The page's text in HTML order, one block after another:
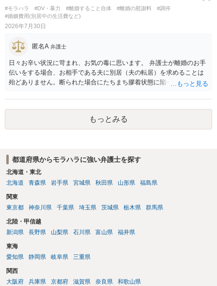
#モラハラ #DV・暴力 #離婚すること自体 #離婚の慰謝料
#調停
#婚姻費用(別居中の生活費など)
2026年7月30日
匿名A 弁護士
日々お辛い状況に苛まれ、お気の毒に思います。 弁護士が離婚のお手
伝いをする場合、お相手である夫に別居（夫の転居）を求めることは
殆どありません。断られた場合にたちまち膠着状態に陥ってしまうの
高いためです。 実務的には、ご相談者さまが転居する形で離婚協議等
を進める選択を採らざるを得ないことが圧倒的多数です。
もっとみる
都道府県からモラハラに強い弁護士を探す
北海道・東北
北海道
青森県 岩手県 宮城県 秋田県 山形県 福島県
関東
東京都
神奈川県 千葉県 埼玉県 茨城県 栃木県 群馬県
北陸・甲信越
新潟県
長野県 山梨県 石川県 富山県 福井県
東海
愛知県
静岡県 岐阜県 三重県
関西
大阪府
兵庫県 京都府 滋賀県 奈良県 和歌山県